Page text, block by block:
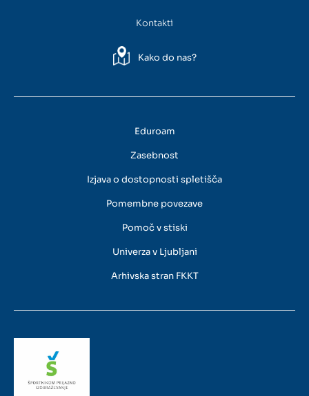
Kontakti
Kako do nas?
Eduroam
Zasebnost
Izjava o dostopnosti spletišča
Pomembne povezave
Pomoč v stiski
Univerza v Ljubljani
Arhivska stran FKKT